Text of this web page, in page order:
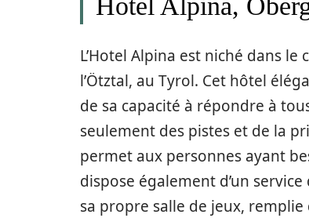
Hotel Alpina,
L’Hotel Alpina est niché dans
l’Ötztal, au Tyrol. Cet hôtel
de sa capacité à répondre à
seulement des pistes et de la
permet aux personnes ayant
dispose également d’un
sa propre salle de jeux,